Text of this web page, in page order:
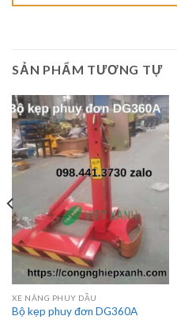
SẢN PHẨM TƯƠNG TỰ
XE NÂNG PHUY DẦU
Bộ kẹp phuy đơn DG360A